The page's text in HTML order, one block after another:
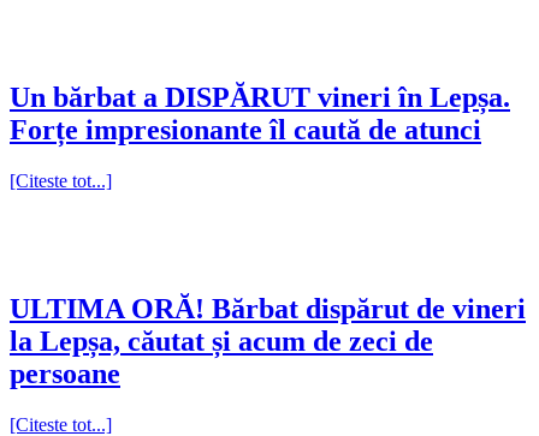
Un bărbat a DISPĂRUT vineri în Lepșa.
Forțe impresionante îl caută de atunci
[Citeste tot...]
ULTIMA ORĂ! Bărbat dispărut de vineri
la Lepșa, căutat și acum de zeci de
persoane
[Citeste tot...]